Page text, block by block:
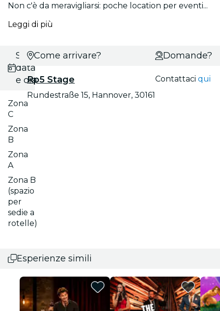
Non c'è da meravigliarsi: poche location per eventi...
Leggi di più
Scegli
data
e ora
Zona
C
Zona
B
Zona
A
Zona B
(spazio
per
sedie a
rotelle)
Come arrivare?
Rp5 Stage
Rundestraße 15, Hannover, 30161
Domande?
Contattaciqui
Esperienze simili